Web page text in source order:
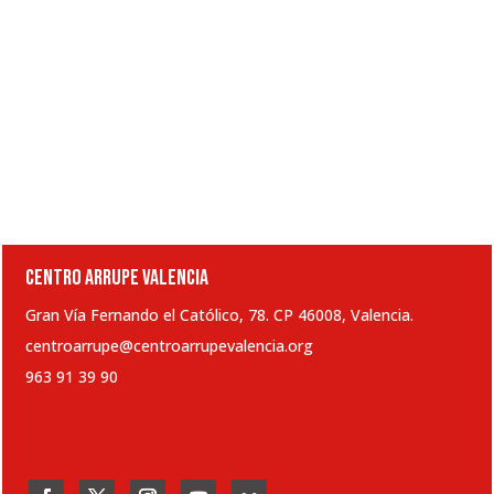
CENTRO ARRUPE VALENCIA
Gran Vía Fernando el Católico, 78. CP 46008, Valencia.
centroarrupe@centroarrupevalencia.org
963 91 39 90